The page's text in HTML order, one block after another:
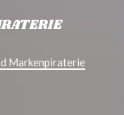
Markenpiraterie